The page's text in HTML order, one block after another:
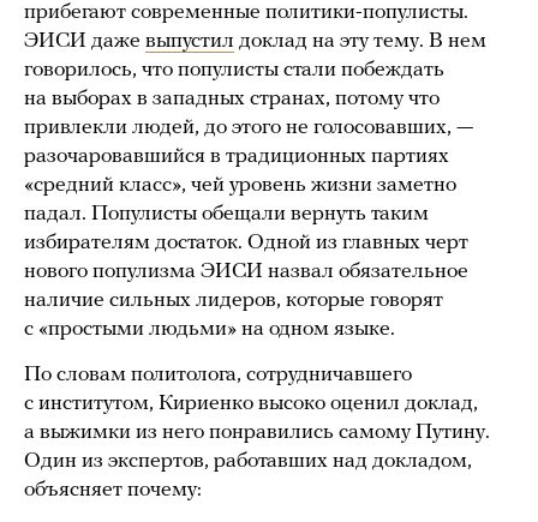
прибегают современные политики-популисты.
ЭИСИ даже выпустил доклад на эту тему. В нем
говорилось, что популисты стали побеждать
на выборах в западных странах, потому что
привлекли людей, до этого не голосовавших, —
разочаровавшийся в традиционных партиях
«средний класс», чей уровень жизни заметно
падал. Популисты обещали вернуть таким
избирателям достаток. Одной из главных черт
нового популизма ЭИСИ назвал обязательное
наличие сильных лидеров, которые говорят
с «простыми людьми» на одном языке.
По словам политолога, сотрудничавшего
с институтом, Кириенко высоко оценил доклад,
а выжимки из него понравились самому Путину.
Один из экспертов, работавших над докладом,
объясняет почему: